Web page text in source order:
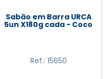
Sabão em Barra URCA
5un X180g cada - Coco
Ref.: 15650